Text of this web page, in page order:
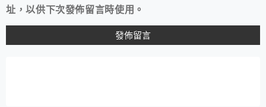
址，以供下次發佈留言時使用。